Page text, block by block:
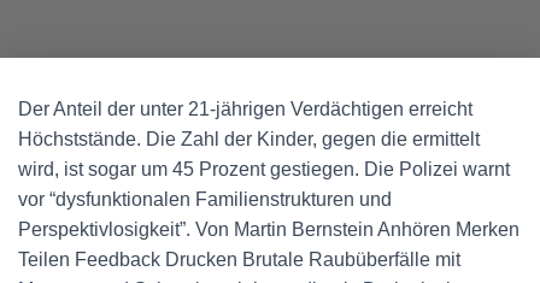
Der Anteil der unter 21-jährigen Verdächtigen erreicht
Höchststände. Die Zahl der Kinder, gegen die ermittelt
wird, ist sogar um 45 Prozent gestiegen. Die Polizei warnt
vor “dysfunktionalen Familienstrukturen und
Perspektivlosigkeit”. Von Martin Bernstein Anhören Merken
Teilen Feedback Drucken Brutale Raubüberfälle mit